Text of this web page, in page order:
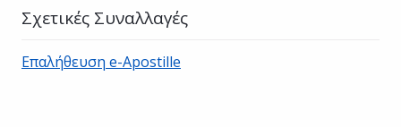
Σχετικές Συναλλαγές
Επαλήθευση e-Apostille